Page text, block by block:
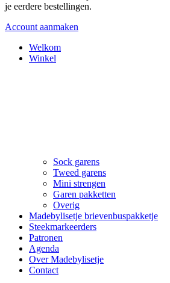
je eerdere bestellingen.
Account aanmaken
Welkom
Winkel
Sock garens
Tweed garens
Mini strengen
Garen pakketten
Overig
Madebylisetje brievenbuspakketje
Steekmarkeerders
Patronen
Agenda
Over Madebylisetje
Contact